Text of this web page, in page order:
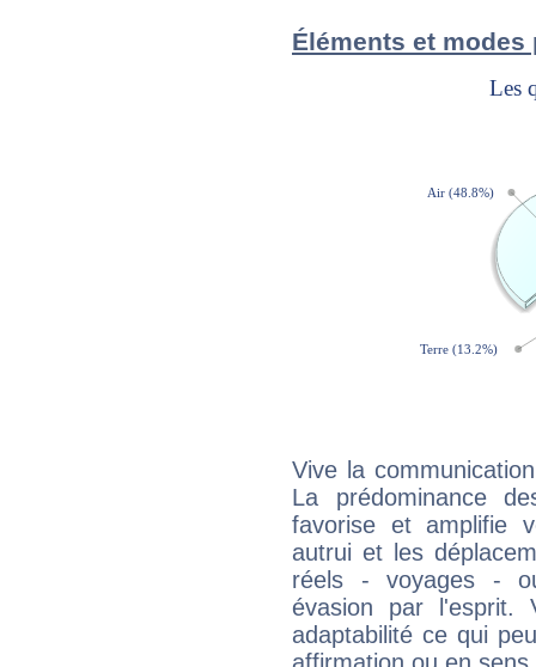
Éléments et
Vive la
La prédominance
favorise et amplifie
autrui et les
réels - voyages -
évasion par l'esprit.
adaptabilité ce qui